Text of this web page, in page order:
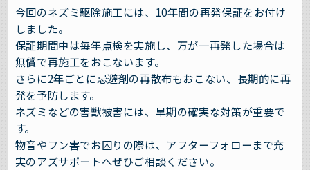
今回のネズミ駆除施工には、10年間の再発保証をお付け
しました。
保証期間中は毎年点検を実施し、万が一再発した場合は
無償で再施工をおこないます。
さらに2年ごとに忌避剤の再散布もおこない、長期的に再
発を予防します。
ネズミなどの害獣被害には、早期の確実な対策が重要で
す。
物音やフン害でお困りの際は、アフターフォローまで充
実のアズサポートへぜひご相談ください。